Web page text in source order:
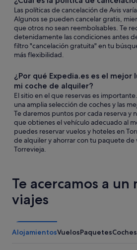
Las políticas de cancelación de Avis
Algunos se pueden cancelar gratis,
que otros no sean reembolsables. Te
detenidamente las condiciones antes
filtro "cancelación gratuita" en tu
más flexibilidad.
¿Por qué Expedia.es es el mejor
mi coche de alquiler?
El sitio en el que reservas es
una amplia selección de coches y las
Te daremos puntos por cada reserva y
que obtienes el vehículo adecuado al
puedes reservar vuelos y hoteles en
de alquiler y ahorrar con tu paquete de
Torrevieja.
Te acercamos a un
viajes
AlojamientosVuelosPaquetesCoches